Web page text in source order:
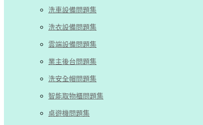
洗車設備問題集
洗衣設備問題集
雲端設備問題集
業主後台問題集
洗安全帽問題集
智能取物櫃問題集
桌遊機問題集